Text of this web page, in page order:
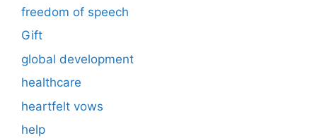
freedom of speech
Gift
global development
healthcare
heartfelt vows
help